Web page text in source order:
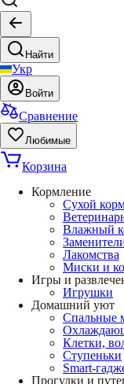
Найти
Укр
Войти
Сравнение
Любимые
Корзина
Кормление
Сухой
Влажный
Лакомства
Миски и
Игры и
Игрушки
Домашний уют
Спальные
Клетки,
Ступеньки
Smart-
Прогулки и